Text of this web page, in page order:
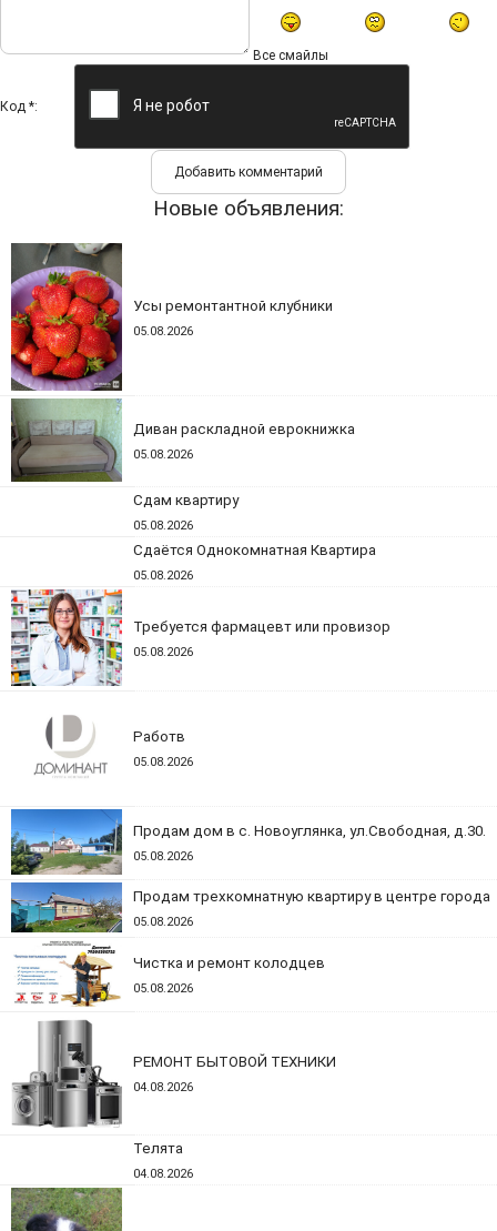
Все смайлы
Код *:
Новые объявления:
Усы ремонтантной клубники
05.08.2026
Диван раскладной еврокнижка
05.08.2026
Сдам квартиру
05.08.2026
Сдаётся Однокомнатная Квартира
05.08.2026
Требуется фармацевт или провизор
05.08.2026
Работв
05.08.2026
Продам дом в с. Новоуглянка, ул.Свободная, д.30.
05.08.2026
Продам трехкомнатную квартиру в центре города
05.08.2026
Чистка и ремонт колодцев
05.08.2026
РЕМОНТ БЫТОВОЙ ТЕХНИКИ
04.08.2026
Телята
04.08.2026